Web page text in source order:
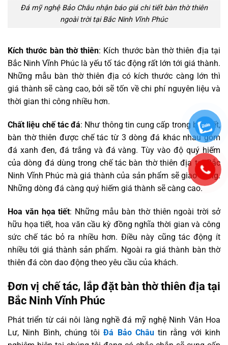
Đá mỹ nghệ Bảo Châu nhận báo giá chi tiết bàn thờ thiên
ngoài trời tại Bắc Ninh Vĩnh Phúc
Kích thước bàn thờ thiên: Kích thước bàn thờ thiên địa tại
Bắc Ninh Vĩnh Phúc là yếu tố tác động rất lớn tới giá thành.
Những mẫu bàn thờ thiên địa có kích thước càng lớn thì
giá thành sẽ càng cao, bởi sẽ tốn về chi phí nguyên liệu và
thời gian thi công nhiều hơn.
Chất liệu chế tác đá: Như thông tin cung cấp trong bài viết,
bàn thờ thiên được chế tác từ 3 dòng đá khác nhau gồm
đá xanh đen, đá trắng và đá vàng. Tùy vào độ quý hiếm
của dòng đá dùng trong chế tác bàn thờ thiên địa tại Bắc
Ninh Vĩnh Phúc mà giá thành của sản phẩm sẽ giao động.
Những dòng đá càng quý hiếm giá thành sẽ càng cao.
Hoa văn họa tiết: Những mẫu bàn thờ thiên ngoài trời sở
hữu họa tiết, hoa văn cầu kỳ đồng nghĩa thời gian và công
sức chế tác bỏ ra nhiều hơn. Điều này cũng tác động ít
nhiều tới giá thành sản phẩm. Ngoài ra giá thành bàn thờ
thiên đá còn dao động theo yêu cầu của khách.
Đơn vị chế tác, lắp đặt bàn thờ thiên địa tại
Bắc Ninh Vĩnh Phúc
Phát triển từ cái nôi làng nghề đá mỹ nghệ Ninh Vân Hoa
Lư, Ninh Bình, chúng tôiĐá Bảo Châutin rằng với kinh